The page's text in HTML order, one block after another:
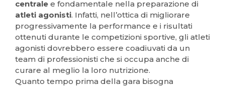
centrale e fondamentale nella preparazione di
atleti agonisti. Infatti, nell’ottica di migliorare
progressivamente la performance e i risultati
ottenuti durante le competizioni sportive, gli atleti
agonisti dovrebbero essere coadiuvati da un
team di professionisti che si occupa anche di
curare al meglio la loro nutrizione.
Quanto tempo prima della gara bisogna